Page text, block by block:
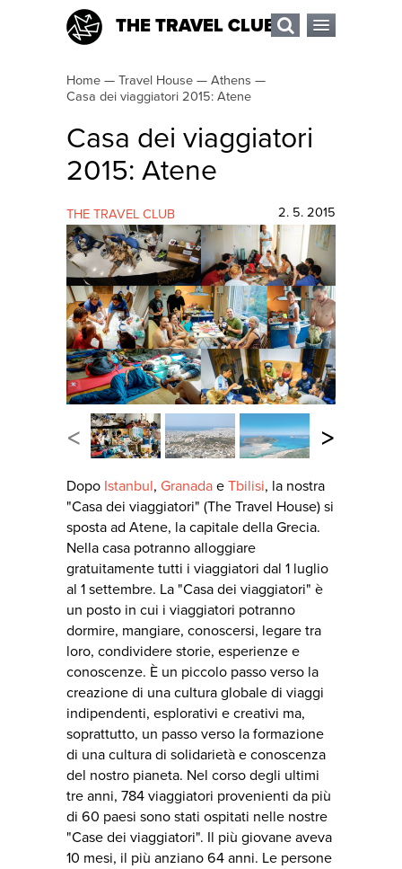
THE TRAVEL CLUB
Home — Travel House — Athens —
Casa dei viaggiatori 2015: Atene
Casa dei viaggiatori
2015: Atene
THE TRAVEL CLUB 2. 5. 2015
< >
Dopo Istanbul, Granada e Tbilisi, la nostra
"Casa dei viaggiatori" (The Travel House) si
sposta ad Atene, la capitale della Grecia.
Nella casa potranno alloggiare
gratuitamente tutti i viaggiatori dal 1 luglio
al 1 settembre. La "Casa dei viaggiatori" è
un posto in cui i viaggiatori potranno
dormire, mangiare, conoscersi, legare tra
loro, condividere storie, esperienze e
conoscenze. È un piccolo passo verso la
creazione di una cultura globale di viaggi
indipendenti, esplorativi e creativi ma,
soprattutto, un passo verso la formazione
di una cultura di solidarietà e conoscenza
del nostro pianeta. Nel corso degli ultimi
tre anni, 784 viaggiatori provenienti da più
di 60 paesi sono stati ospitati nelle nostre
"Case dei viaggiatori". Il più giovane aveva
10 mesi, il più anziano 64 anni. Le persone